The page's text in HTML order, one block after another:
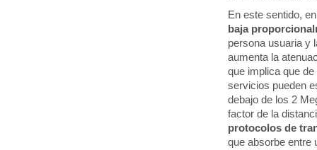
En este sentido,
baja
persona usuaria y
aumenta la
que implica que
servicios pueden
debajo de los 2
factor de la
protocolos de
que absorbe entre